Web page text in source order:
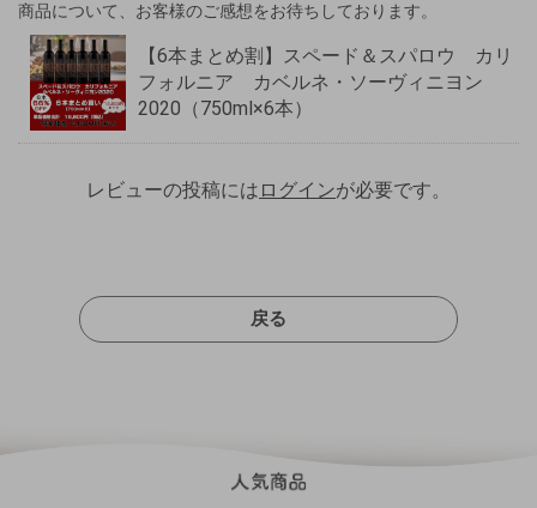
商品について、お客様のご感想をお待ちしております。
【6本まとめ割】スペード＆スパロウ カリ
フォルニア カベルネ・ソーヴィニヨン
2020（750ml×6本）
レビューの投稿には ログインが必要です。
戻る